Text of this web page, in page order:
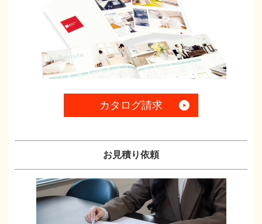
カタログ請求
お見積り依頼